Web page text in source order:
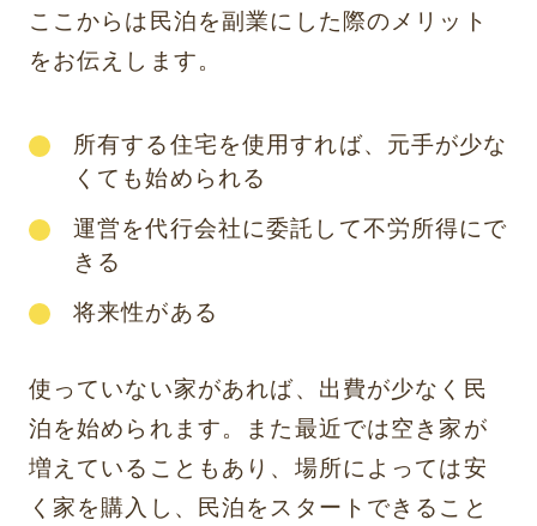
ここからは民泊を副業にした際のメリット
をお伝えします。
所有する住宅を使用すれば、元手が少な
くても始められる
運営を代行会社に委託して不労所得にで
きる
将来性がある
使っていない家があれば、出費が少なく民
泊を始められます。また最近では空き家が
増えていることもあり、場所によっては安
く家を購入し、民泊をスタートできること